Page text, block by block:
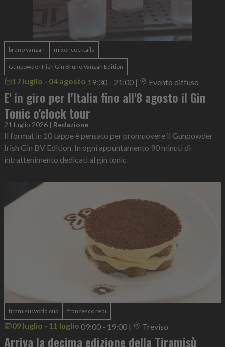
bruno vanzan mixer cocktails
Gunpowder Irish Gin Bruno Vanzan Edition
17 luglio - 04 agosto 19:30 - 21:00 | Evento diffuso
E' in giro per l'Italia fino all'8 agosto il Gin
Tonic o'clock tour
21 luglio 2026 | Redazione
Il format in 10 tappe è pensato per promuovere il Gunpowder
Irish Gin BV Edition. In ogni appuntamento 90 minuti di
intrattenimento dedicati al gin tonic
tiramisu world cup francesco redi
09 luglio - 11 luglio 09:00 - 19:00 | Treviso
Arriva la decima edizione della Tiramisù